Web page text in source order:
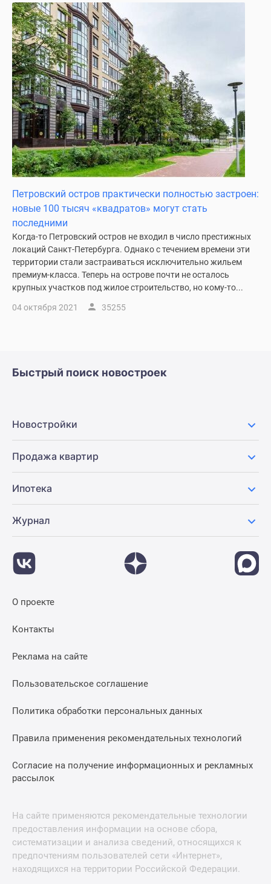
Петровский остров практически полностью застроен:
новые 100 тысяч «квадратов» могут стать
последними
Когда-то Петровский остров не входил в число престижных
локаций Санкт-Петербурга. Однако с течением времени эти
территории стали застраиваться исключительно жильем
премиум-класса. Теперь на острове почти не осталось
крупных участков под жилое строительство, но кому-то...
04 октября 2021 35255
Быстрый поиск новостроек
Новостройки
Продажа квартир
Ипотека
Журнал
О проекте
Контакты
Реклама на сайте
Пользовательское соглашение
Политика обработки персональных данных
Правила применения рекомендательных технологий
Согласие на получение информационных и рекламных
рассылок
На сайте применяются рекомендательные технологии
предоставления информации на основе сбора,
систематизации и анализа сведений, относящихся к
предпочтениям пользователей сети «Интернет»,
находящихся на территории Российской Федерации.